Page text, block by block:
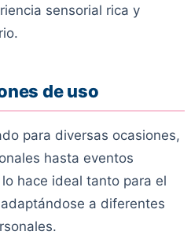
sensorial rica y
de uso
para diversas ocasiones,
hasta eventos
hace ideal tanto para el
a diferentes